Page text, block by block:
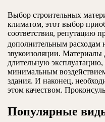
Выбор строительных
климатом, этот выбор
соответствия, репутацию
дополнительным расходам
звукоизоляции.
длительную
минимальным
здания. И наконец,
этом качеством.
Популярные